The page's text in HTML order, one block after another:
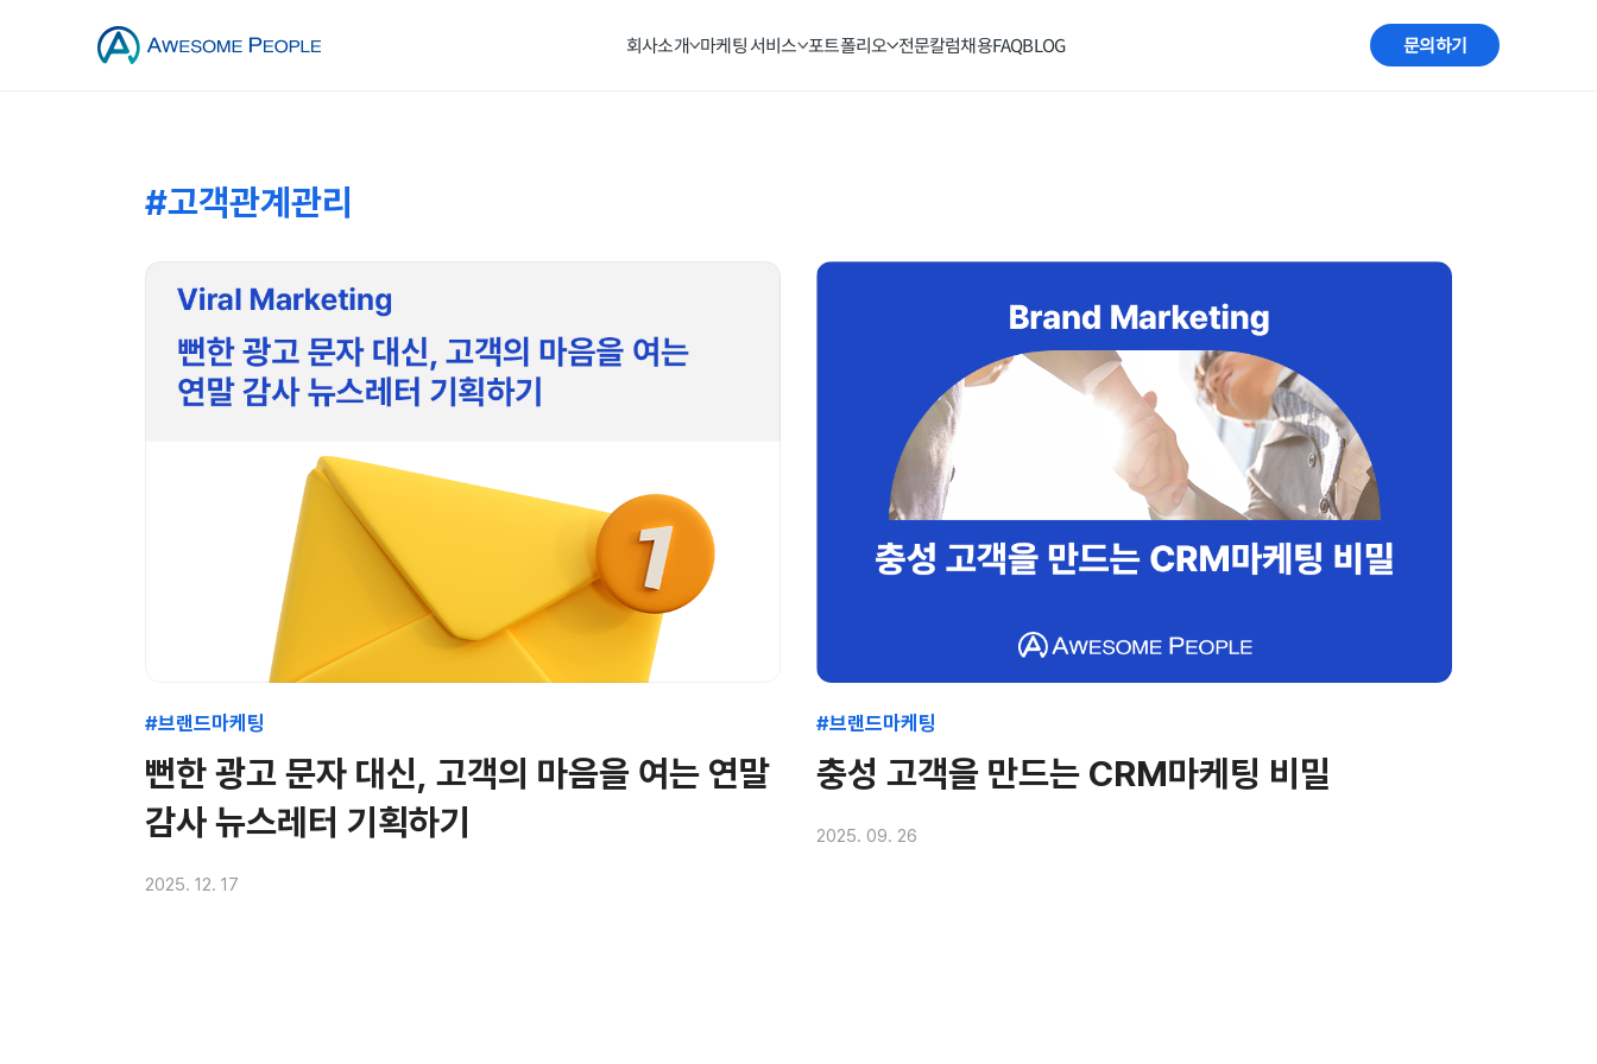
회사소개 마케팅 서비스 포트폴리오 전문칼럼채용FAQBLOG 문의하기
#고객관계관리
#브랜드마케팅
뻔한 광고 문자 대신, 고객의 마음을 여는 연말
감사 뉴스레터 기획하기
2025. 12. 17
#브랜드마케팅
충성 고객을 만드는 CRM마케팅 비밀
2025. 09. 26